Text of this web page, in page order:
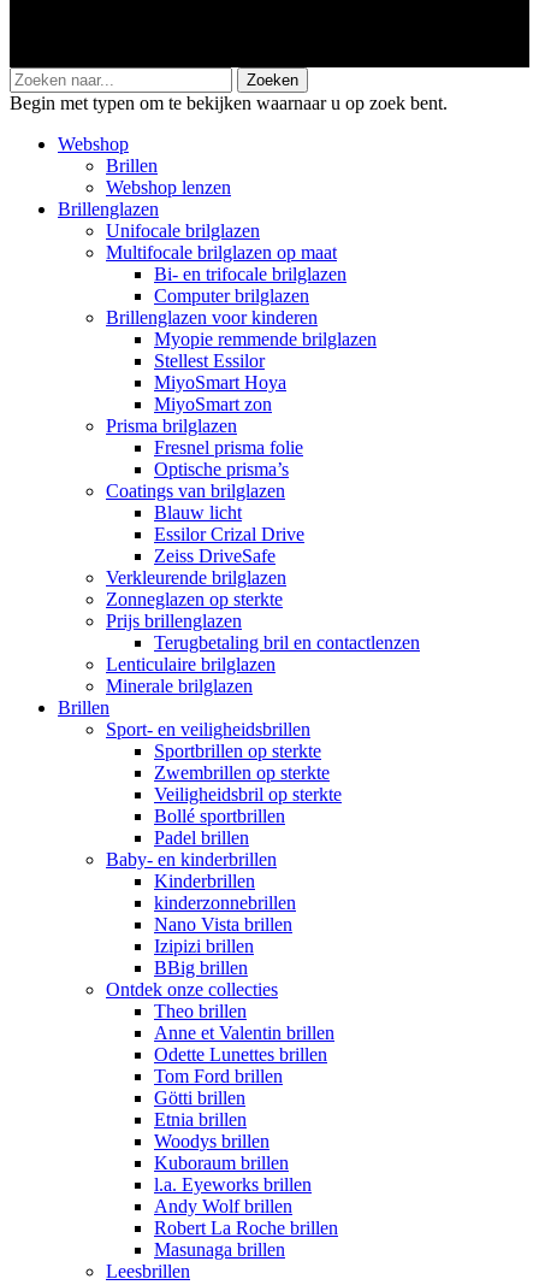
Zoeken
Begin met typen om te bekijken waarnaar u op zoek bent.
Webshop
Brillen
Webshop lenzen
Brillenglazen
Unifocale brilglazen
Multifocale brilglazen op maat
Bi- en trifocale brilglazen
Computer brilglazen
Brillenglazen voor kinderen
Myopie remmende brilglazen
Stellest Essilor
MiyoSmart Hoya
MiyoSmart zon
Prisma brilglazen
Fresnel prisma folie
Optische prisma’s
Coatings van brilglazen
Blauw licht
Essilor Crizal Drive
Zeiss DriveSafe
Verkleurende brilglazen
Zonneglazen op sterkte
Prijs brillenglazen
Terugbetaling bril en contactlenzen
Lenticulaire brilglazen
Minerale brilglazen
Brillen
Sport- en veiligheidsbrillen
Sportbrillen op sterkte
Zwembrillen op sterkte
Veiligheidsbril op sterkte
Bollé sportbrillen
Padel brillen
Baby- en kinderbrillen
Kinderbrillen
kinderzonnebrillen
Nano Vista brillen
Izipizi brillen
BBig brillen
Ontdek onze collecties
Theo brillen
Anne et Valentin brillen
Odette Lunettes brillen
Tom Ford brillen
Götti brillen
Etnia brillen
Woodys brillen
Kuboraum brillen
l.a. Eyeworks brillen
Andy Wolf brillen
Robert La Roche brillen
Masunaga brillen
Leesbrillen